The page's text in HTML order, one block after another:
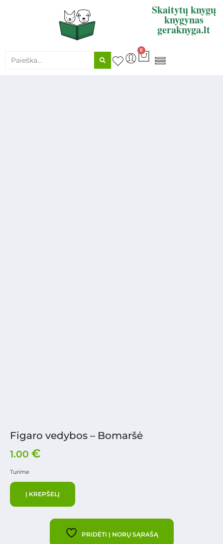
Skaitytų knygų
knygynas
geraknyga.lt
0
Figaro vedybos – Bomaršė
1.00 €
Turime
Į KREPŠELĮ
PRIDĖTI Į NORŲ SĄRAŠĄ